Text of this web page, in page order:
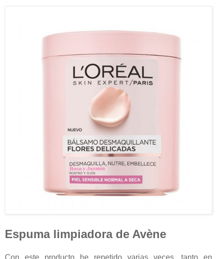
Espuma limpiadora de Avène
Con este producto he repetido varias veces, tanto en